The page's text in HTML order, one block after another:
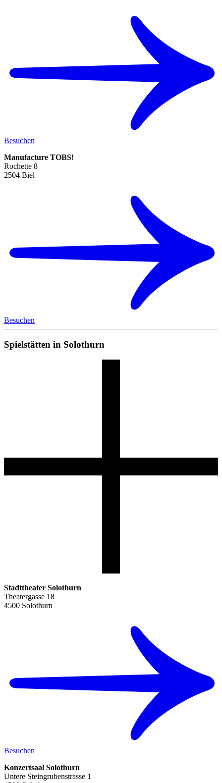
Besuchen
Manufacture TOBS!
Rochette 8
2504 Biel
Besuchen
Spielstätten in Solothurn
Stadttheater Solothurn
Theatergasse 18
4500 Solothurn
Besuchen
Konzertsaal Solothurn
Untere Steingrubenstrasse 1